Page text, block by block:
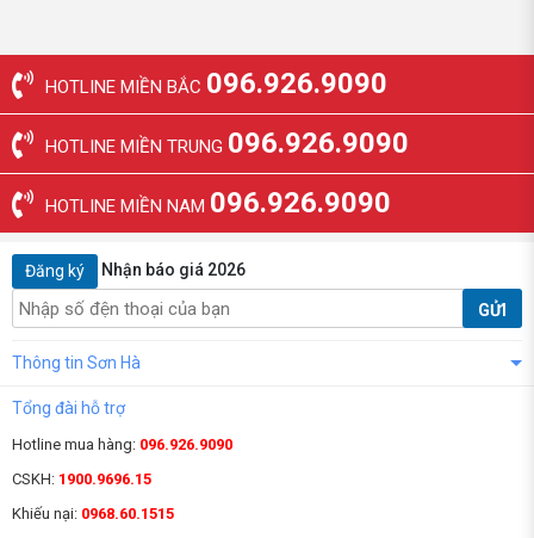
HOTLINE MIỀN BẮC 096.926.9090
HOTLINE MIỀN TRUNG 096.926.9090
HOTLINE MIỀN NAM 096.926.9090
Đăng ký Nhận báo giá 2026
GỬI
Thông tin Sơn Hà
Tổng đài hỗ trợ
Hotline mua hàng: 096.926.9090
CSKH: 1900.9696.15
Khiếu nại: 0968.60.1515